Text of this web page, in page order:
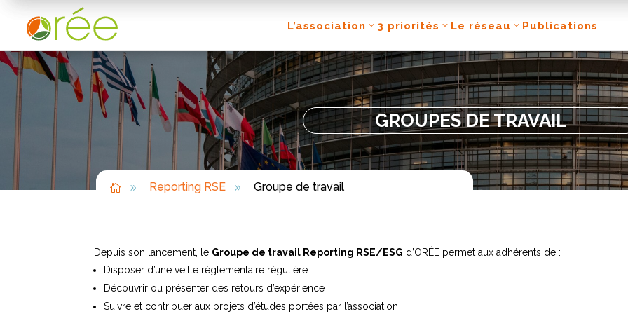
L’association 3 priorités Le réseau Publications
L’association 3 priorités Le réseau Publications
GROUPES DE TRAVAIL
 9 Reporting RSE 9 Groupe de travail
Depuis son lancement, le Groupe de travail Reporting RSE/ESG d’ORÉE permet aux adhérents de :
Disposer d’une veille réglementaire régulière
Découvrir ou présenter des retours d’expérience
Suivre et contribuer aux projets d’études portées par l’association